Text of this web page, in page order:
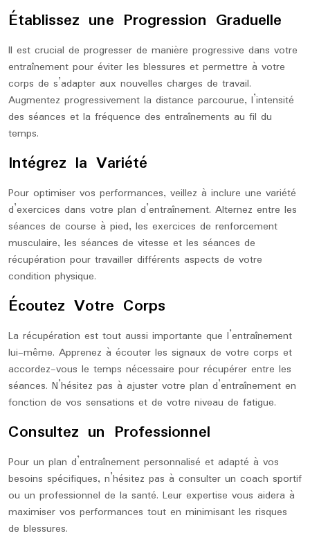
Établissez une Progression Graduelle
Il est crucial de progresser de manière progressive dans votre
entraînement pour éviter les blessures et permettre à votre
corps de s’adapter aux nouvelles charges de travail.
Augmentez progressivement la distance parcourue, l’intensité
des séances et la fréquence des entraînements au fil du
temps.
Intégrez la Variété
Pour optimiser vos performances, veillez à inclure une variété
d’exercices dans votre plan d’entraînement. Alternez entre les
séances de course à pied, les exercices de renforcement
musculaire, les séances de vitesse et les séances de
récupération pour travailler différents aspects de votre
condition physique.
Écoutez Votre Corps
La récupération est tout aussi importante que l’entraînement
lui-même. Apprenez à écouter les signaux de votre corps et
accordez-vous le temps nécessaire pour récupérer entre les
séances. N’hésitez pas à ajuster votre plan d’entraînement en
fonction de vos sensations et de votre niveau de fatigue.
Consultez un Professionnel
Pour un plan d’entraînement personnalisé et adapté à vos
besoins spécifiques, n’hésitez pas à consulter un coach sportif
ou un professionnel de la santé. Leur expertise vous aidera à
maximiser vos performances tout en minimisant les risques
de blessures.